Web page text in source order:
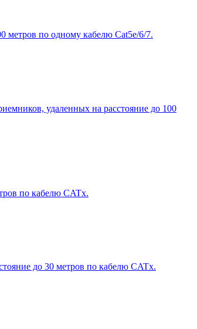
метров по одному кабелю Cat5e/6/7.
удаленных на расстояние до 100
по кабелю CATx.
до 30 метров по кабелю CATx.